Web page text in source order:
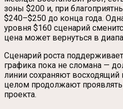
зоны $200 и, при
$240–$250 до конца года.
уровня $160 сценарий
цена может вернуться в
Сценарий роста
графика пока не сломана —
линии сохраняют восходящий
целом продолжают проявлять
проекта.